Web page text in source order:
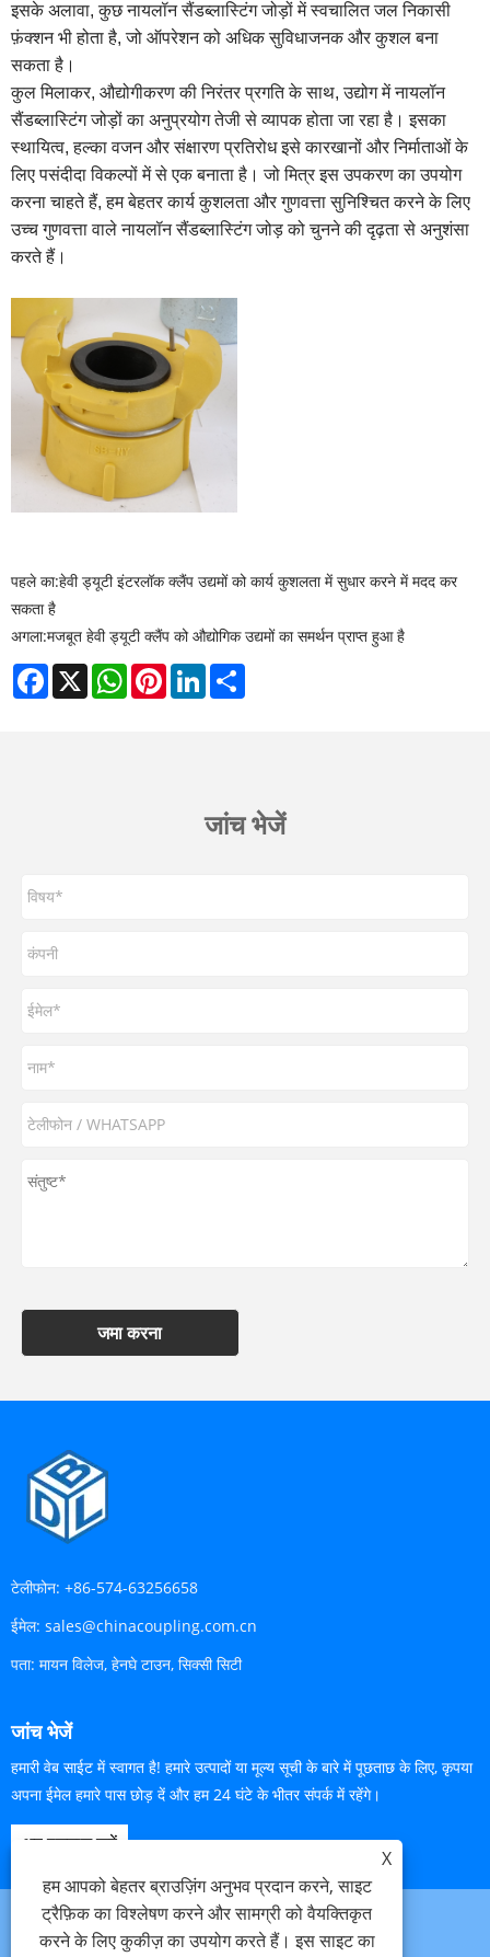
इसके अलावा, कुछ नायलॉन सैंडब्लास्टिंग जोड़ों में स्वचालित जल निकासी
फ़ंक्शन भी होता है, जो ऑपरेशन को अधिक सुविधाजनक और कुशल बना
सकता है।
कुल मिलाकर, औद्योगीकरण की निरंतर प्रगति के साथ, उद्योग में नायलॉन
सैंडब्लास्टिंग जोड़ों का अनुप्रयोग तेजी से व्यापक होता जा रहा है। इसका
स्थायित्व, हल्का वजन और संक्षारण प्रतिरोध इसे कारखानों और निर्माताओं के
लिए पसंदीदा विकल्पों में से एक बनाता है। जो मित्र इस उपकरण का उपयोग
करना चाहते हैं, हम बेहतर कार्य कुशलता और गुणवत्ता सुनिश्चित करने के लिए
उच्च गुणवत्ता वाले नायलॉन सैंडब्लास्टिंग जोड़ को चुनने की दृढ़ता से अनुशंसा
करते हैं।
पहले का:हेवी ड्यूटी इंटरलॉक क्लैंप उद्यमों को कार्य कुशलता में सुधार करने में मदद कर
सकता है
अगला:मजबूत हेवी ड्यूटी क्लैंप को औद्योगिक उद्यमों का समर्थन प्राप्त हुआ है
Facebook
X WhatsAppPinterestLinkedIn
जांच भेजें
जमा करना
टेलीफोन: +86-574-63256658
ईमेल: sales@chinacoupling.com.cn
पता: मायन विलेज, हेनघे टाउन, सिक्सी सिटी
जांच भेजें
हमारी वेब साईट में स्वागत है! हमारे उत्पादों या मूल्य सूची के बारे में पूछताछ के लिए, कृपया
अपना ईमेल हमारे पास छोड़ दें और हम 24 घंटे के भीतर संपर्क में रहेंगे।
अब पूछताछ करें
Links Sitemap RSS XML गोपनीयता नीति
X
हम आपको बेहतर ब्राउज़िंग अनुभव प्रदान करने, साइट
ट्रैफ़िक का विश्लेषण करने और सामग्री को वैयक्तिकृत
करने के लिए कुकीज़ का उपयोग करते हैं। इस साइट का